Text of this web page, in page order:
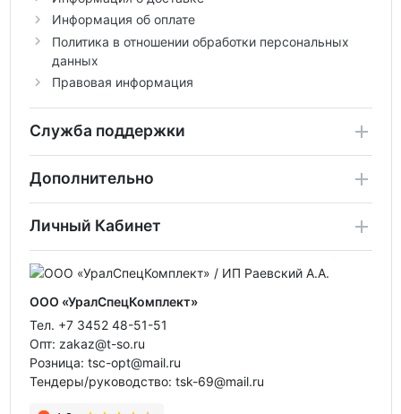
Информация об оплате
Политика в отношении обработки персональных
данных
Правовая информация
Служба поддержки
Дополнительно
Личный Кабинет
ООО «УралСпецКомплект»
Тел. +7 3452 48-51-51
Опт: zakaz@t-so.ru
Розница: tsc-opt@mail.ru
Тендеры/руководство: tsk-69@mail.ru